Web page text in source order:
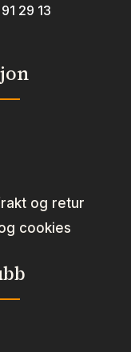
29 13
og retur
cookies